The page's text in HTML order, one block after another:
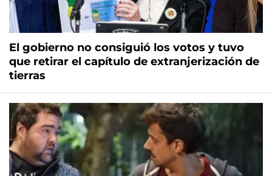
El gobierno no consiguió los votos y tuvo
que retirar el capítulo de extranjerización de
tierras